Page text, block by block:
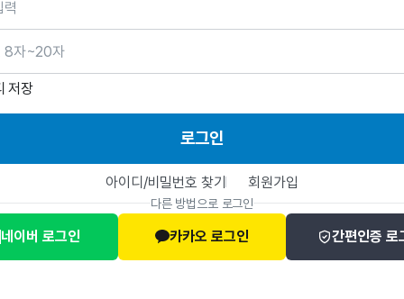
저장
로그인
아이디/비밀번호 찾기 회원가입
다른 방법으로 로그인
네이버 로그인 카카오 로그인 간편인증 로